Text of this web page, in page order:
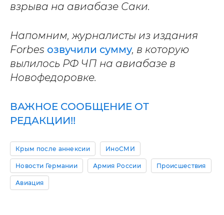
взрыва на авиабазе Саки.
Напомним, журналисты из издания
Forbes озвучили сумму, в которую
вылилось РФ ЧП на авиабазе в
Новофедоровке.
ВАЖНОЕ СООБЩЕНИЕ ОТ
РЕДАКЦИИ!!
Крым после аннексии ИноСМИ
Новости Германии Армия России Происшествия
Авиация